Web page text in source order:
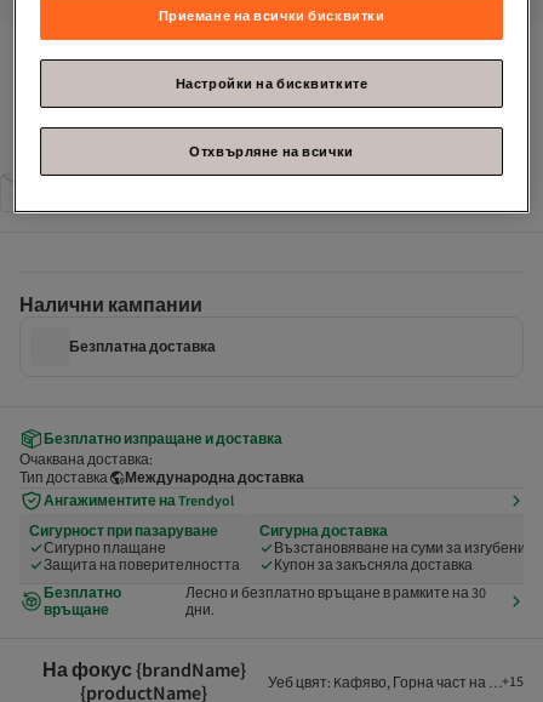
Trendyol CurveКафяв бански костюм с дълбоко V-
образно деколте на гърба, кръстосана талия, детайли с
връзки, голям размер TBBSS23AM00000
Налични кампании
Безплатна доставка
Безплатно изпращане и доставка
Очаквана доставка:
Тип доставка
Международна доставка
Ангажиментите на Trendyol
Сигурност при пазаруване
Сигурно плащане
Защита на поверителността
Сигурна доставка
Възстановяване на суми за изгубени
Купон за закъсняла доставка
Безплатно
връщане
Лесно и безплатно връщане в рамките на 30
дни.
На фокус {brandName}
{productName}
Уеб цвят: Kафяво, Горна част на тялото
+15
Приемане на всички бисквитки
Настройки на бисквитките
Отхвърляне на всички